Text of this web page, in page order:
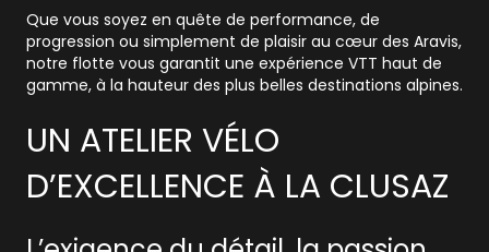
Que vous soyez en quête de performance, de
progression ou simplement de plaisir au cœur des Aravis,
notre flotte vous garantit une expérience VTT haut de
gamme, à la hauteur des plus belles destinations alpines.
UN ATELIER VÉLO
D’EXCELLENCE À LA CLUSAZ